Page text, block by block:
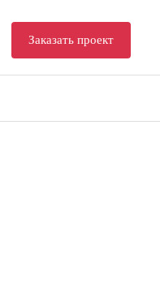
Заказать проект